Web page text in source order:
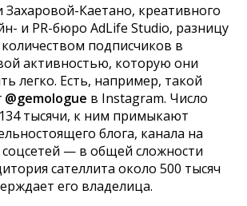
Каетано, креативного
и PR-бюро AdLife Studio, разницу
подписчиков в
активностью, которую они
легко. Есть, например, такой
@gemologue в Instagram. Число
тысячи, к ним примыкают
блога, канала на
соцсетей — в общей сложности
сателлита около 500 тысяч
его владелица.